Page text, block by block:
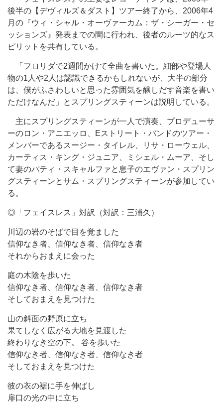
後半の【デヴィルズ＆ダスト】ツアー終了から、2006年4
月の『ウィ・シャル・オーヴァーカム：ザ・シーガー・セ
ッションズ』発表までの間に行われ、後者のルーツ的なス
ピリットを共有している。
「フロリダで2週間かけて全曲を書いた。細部や登場人
物の1人や2人は認識できるかもしれないが、大半の部分
は、僕がふさわしいと思った雰囲気を醸しだす音楽を書い
ただけなんだ」とスプリングスティーンは説明している。
主にスプリングスティーンが一人で演奏、プロデューサ
ーのロン・アニエッロ、Eストリート・バンドのツアー・
メンバーであるスージー・タイレル、リサ・ローウェル、
カーティス・キング・ジュニア、ミシェル・ムーア、そし
て妻のパティ・スキャルファと息子のエヴァン・スプリン
グスティーンとサム・スプリングスティーンが参加してい
る。
◎「フェイスレス」対訳（対訳：三浦久）
川辺の岩のそばで目を覚ました
信仰なき者、信仰なき者、信仰なき者
それからおまえに会った
庭の木陰を歩いた
信仰なき者、信仰なき者、信仰なき者
そしておまえを見つけた
山の斜面の野原に立ち
果てしなく広がる大地を見渡した
終わりなき空の下。 谷を歩いた
信仰なき者、信仰なき者、信仰なき者
そしておまえを見つけた
彼の衣の裾に手を伸ばし
扉口の光の中に立ち